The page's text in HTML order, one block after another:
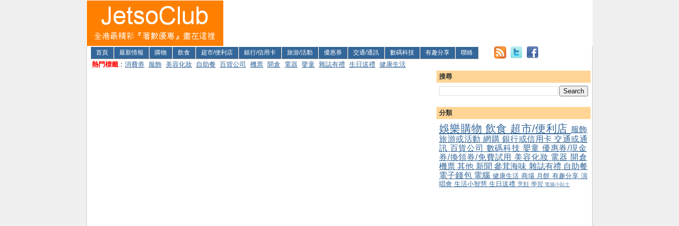
首頁 最新情報 購物 飲食 超市/便利店 銀行/信用卡 旅游/活動 優惠券 交通/通訊 數碼科技 有趣分享 聯絡
熱門標籤 ： 消費券 服飾 美容化妝 自助餐 百貨公司 機票 開倉 電器 嬰童 雜誌有禮 生日送禮 健康生活
搜尋
分類
娛樂購物 飲食 超市/便利店 服飾
旅游或活動 網購 銀行或信用卡 交通或通
訊 百貨公司 數碼科技 嬰童 優惠券/現金
券/換領券/免費試用 美容化妝 電器 開倉
機票其他 新聞參茸海味 雜誌有禮 自助餐
電子錢包 電腦 健康生活 商場 月餅 有趣分享 演
唱會 生活小智慧 生日送禮 烹飪 學習 電腦小貼士